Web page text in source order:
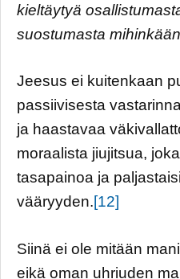
kieltäytyä
suostumasta
Jeesus ei kuitenkaan
passiivisesta
ja haastavaa
moraalista jiujitsua,
tasapainoa ja
vääryyden.[12]
Siinä ei ole mitään
eikä oman uhriuden